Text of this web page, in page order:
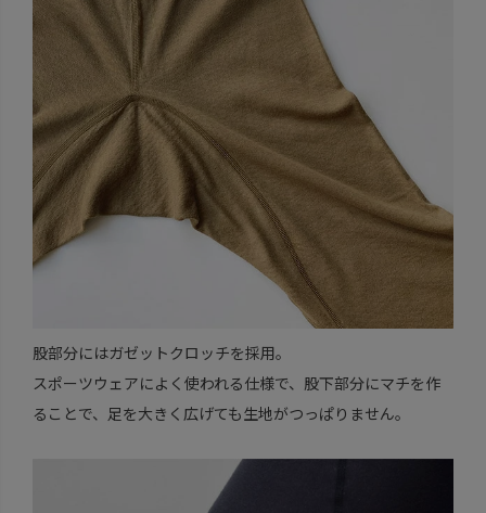
股部分にはガゼットクロッチを採用。
スポーツウェアによく使われる仕様で、股下部分にマチを作
ることで、足を大きく広げても生地がつっぱりません。